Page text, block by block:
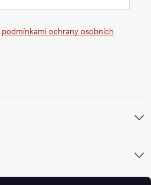
podmínkami ochrany osobních